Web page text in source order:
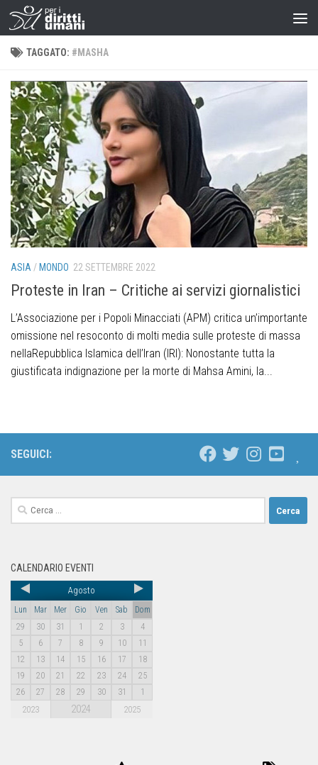
TAGGATO: #MASHA
ASIA / MONDO 22 SETTEMBRE 2022
Proteste in Iran – Critiche ai servizi giornalistici
L’Associazione per i Popoli Minacciati (APM) critica un’importante
omissione nel resoconto di molti media sulle proteste di massa
nellaRepubblica Islamica dell’Iran (IRI): Nonostante tutta la
giustificata indignazione per la morte di Mahsa Amini, la...
SEGUICI:
CALENDARIO EVENTI
Agosto
Lun Mar Mer Gio Ven Sab
Dom
29
30 31 1 2 3
4
5
6 7 8 9 10
11
12
13 14 15 16 17
18
19
20 21 22 23 24
25
26
27 28 29 30 31 1
2023 2024 2025